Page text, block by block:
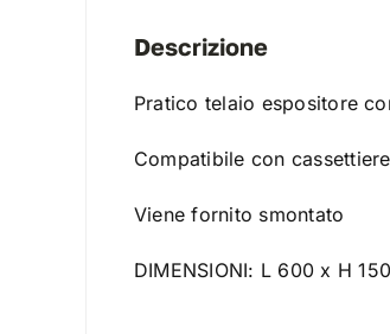
Descrizione
Pratico telaio espositore
Compatibile con
Viene fornito smontato
DIMENSIONI: L 600 x H